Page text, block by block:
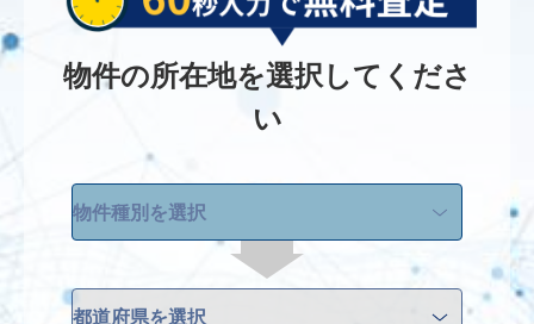
物件の所在地を選択してくださ
い